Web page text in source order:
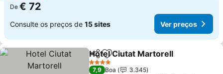
De € 72
Consulte os preços de 15 sites Ver preços
PartilharAdicionar aos favoritos
Hotel Ciutat Martorell
4 Estrelas
7,9 Boa
3.345